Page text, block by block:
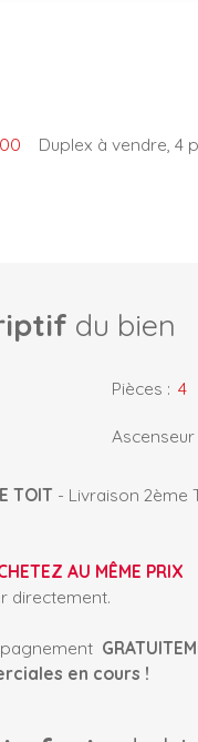
Duplex à vendre, 4
du bien
Pièces : 4
Ascenseur
TOIT - Livraison 2ème
AU MÊME PRIX
directement.
en cours !